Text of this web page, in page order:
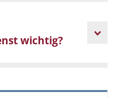
wichtig?